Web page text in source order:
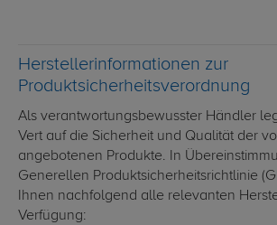
Herstellerinformationen zur
Produktsicherheitsverordnung
Als verantwortungsbewusster Händler
Vert auf die Sicherheit und Qualität der
angebotenen Produkte. In
Generellen Produktsicherheitsrichtlinie
Ihnen nachfolgend alle relevanten
Verfügung: